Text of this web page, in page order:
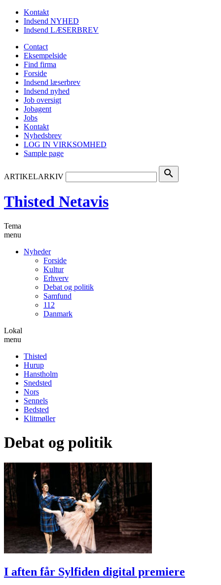
Kontakt
Indsend NYHED
Indsend LÆSERBREV
Contact
Eksempelside
Find firma
Forside
Indsend læserbrev
Indsend nyhed
Job oversigt
Jobagent
Jobs
Kontakt
Nyhedsbrev
LOG IN VIRKSOMHED
Sample page
ARTIKELARKIV search
Thisted Netavis
Tema
menu
Nyheder
Forside
Kultur
Erhverv
Debat og politik
Samfund
112
Danmark
Lokal
menu
Thisted
Hurup
Hanstholm
Snedsted
Nors
Sennels
Bedsted
Klitmøller
Debat og politik
I aften får Sylfiden digital premiere